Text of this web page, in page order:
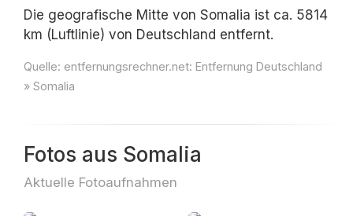
Die geografische Mitte von Somalia ist ca. 5814
km (Luftlinie) von Deutschland entfernt.
Quelle: entfernungsrechner.net: Entfernung Deutschland
» Somalia
Fotos aus Somalia
Aktuelle Fotoaufnahmen